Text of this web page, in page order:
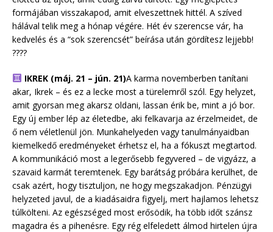
formájában visszakapod, amit elveszettnek hittél. A szíved
hálával telik meg a hónap végére. Hét év szerencse vár, ha
kedvelés és a “sok szerencsét” beírása után gördítesz lejjebb!
????
IKREK (máj. 21 – jún. 21)A karma novemberben tanítani
akar, Ikrek – és ez a lecke most a türelemről szól. Egy helyzet,
amit gyorsan meg akarsz oldani, lassan érik be, mint a jó bor.
Egy új ember lép az életedbe, aki felkavarja az érzelmeidet, de
ő nem véletlenül jön. Munkahelyeden vagy tanulmányaidban
kiemelkedő eredményeket érhetsz el, ha a fókuszt megtartod.
A kommunikáció most a legerősebb fegyvered – de vigyázz, a
szavaid karmát teremtenek. Egy barátság próbára kerülhet, de
csak azért, hogy tisztuljon, ne hogy megszakadjon. Pénzügyi
helyzeted javul, de a kiadásaidra figyelj, mert hajlamos lehetsz
túlkölteni. Az egészséged most erősödik, ha több időt szánsz
magadra és a pihenésre. Egy rég elfeledett álmod hirtelen újra